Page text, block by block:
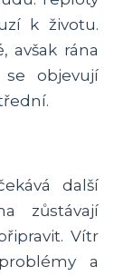
k životu.
avšak rána
objevují
další
zůstávají
Vítr
a